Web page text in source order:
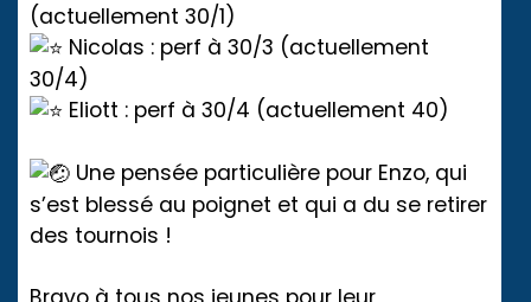
(actuellement 30/1)
Nicolas : perf à 30/3 (actuellement
30/4)
Eliott : perf à 30/4 (actuellement 40)
Une pensée particulière pour Enzo, qui
s’est blessé au poignet et qui a du se retirer
des tournois !